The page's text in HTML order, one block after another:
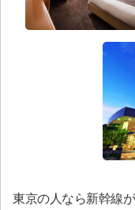
東京の人なら新幹線